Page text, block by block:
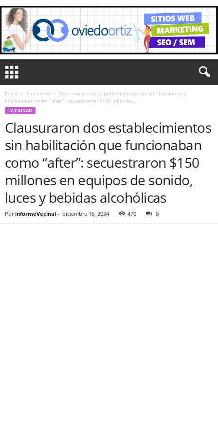
Inicio La Ciudad
Clausuraron dos establecimientos sin habilitación que
funcionaban como “after”: secuestraron $150 millones...
LA CIUDAD
Clausuraron dos establecimientos
sin habilitación que funcionaban
como “after”: secuestraron $150
millones en equipos de sonido,
luces y bebidas alcohólicas
Por informeVecinal - diciembre 16, 2024 470 0